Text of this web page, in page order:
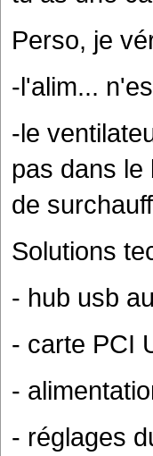
Perso, je
-l'alim...
-le
pas dans le
de
Solutions
- hub usb
- carte PCI
-
- réglages